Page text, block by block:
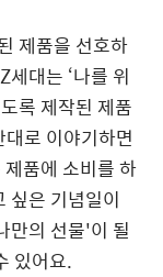
제품을 선호하
대는 ‘나를 위
록 제작된 제품
로 이야기하면
품에 소비를 하
싶은 기념일이
만의 선물'이 될
있어요.